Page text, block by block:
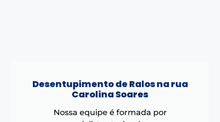
Desentupimento de Ralos na rua
Carolina Soares
Nossa equipe é formada por